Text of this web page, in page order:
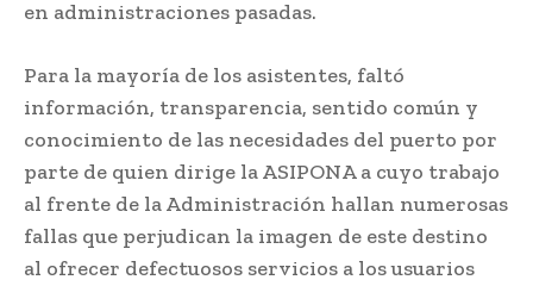
en administraciones pasadas.
Para la mayoría de los asistentes, faltó
información, transparencia, sentido común y
conocimiento de las necesidades del puerto por
parte de quien dirige la ASIPONA a cuyo trabajo
al frente de la Administración hallan numerosas
fallas que perjudican la imagen de este destino
al ofrecer defectuosos servicios a los usuarios